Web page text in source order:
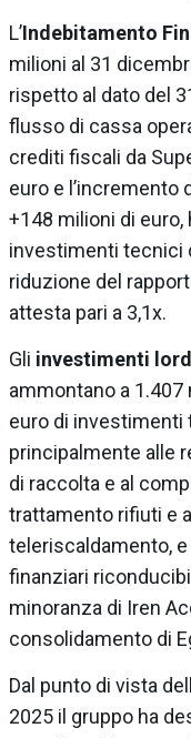
L’Indebitamento
milioni al 31
rispetto al dato del
flusso di cassa
crediti fiscali da
euro e
+148 milioni di
investimenti tecnici
riduzione del
attesta pari a 3,1x.
Gli investimenti
ammontano a 1.407
euro di investimenti
principalmente alle
di raccolta e al
trattamento rifiuti e
teleriscaldamento,
finanziari
minoranza di Iren
consolidamento di
Dal punto di vista
2025 il gruppo ha